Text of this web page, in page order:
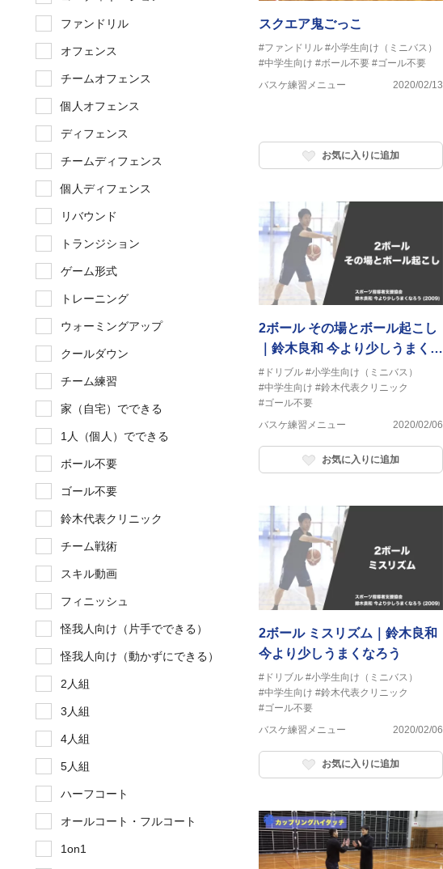
ファンドリル
オフェンス
チームオフェンス
個人オフェンス
ディフェンス
チームディフェンス
個人ディフェンス
リバウンド
トランジション
ゲーム形式
トレーニング
ウォーミングアップ
クールダウン
チーム練習
家（自宅）でできる
1人（個人）でできる
ボール不要
ゴール不要
鈴木代表クリニック
チーム戦術
スキル動画
フィニッシュ
怪我人向け（片手でできる）
怪我人向け（動かずにできる）
2人組
3人組
4人組
5人組
ハーフコート
オールコート・フルコート
1on1
スクエア鬼ごっこ
#ファンドリル #小学生向け（ミニバス）
#中学生向け #ボール不要 #ゴール不要
バスケ練習メニュー
2020/02/13
お気に入りに追加
2ボール その場とボール起こし
｜鈴木良和 今より少しうまくな
ろう
#ドリブル #小学生向け（ミニバス）
#中学生向け #鈴木代表クリニック
#ゴール不要
バスケ練習メニュー
2020/02/06
お気に入りに追加
2ボール ミスリズム｜鈴木良和
今より少しうまくなろう
#ドリブル #小学生向け（ミニバス）
#中学生向け #鈴木代表クリニック
#ゴール不要
バスケ練習メニュー
2020/02/06
お気に入りに追加